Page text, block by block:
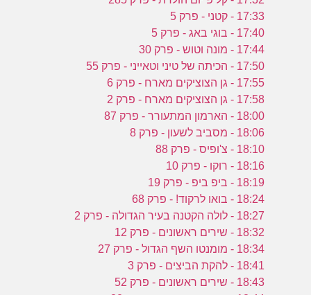
17:33 - קטני - פרק 5
17:40 - בוגי באג - פרק 5
17:44 - מונה וטוש - פרק 30
17:50 - הכיתה של טיני וטאייני - פרק 55
17:55 - גן הצוציקים מארח - פרק 6
17:58 - גן הצוציקים מארח - פרק 2
18:00 - הארמון המתעורר - פרק 87
18:06 - מסביב לשעון - פרק 8
18:10 - צ'ופיס - פרק 88
18:16 - רוקו - פרק 10
18:19 - ביפ ביפ - פרק 19
18:24 - בואו לרקוד! - פרק 68
18:27 - לולה הקטנה בעיר הגדולה - פרק 2
18:32 - שירים ראשונים - פרק 12
18:34 - מומנטו השף הגדול - פרק 27
18:41 - להקת הביצים - פרק 3
18:43 - שירים ראשונים - פרק 52